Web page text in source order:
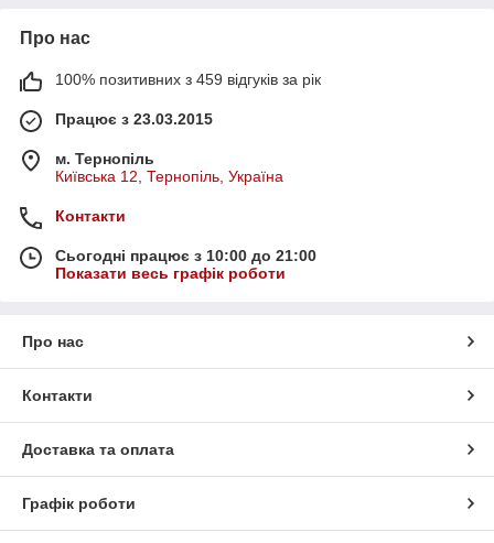
Про нас
100% позитивних з 459 відгуків за рік
Працює з 23.03.2015
м. Тернопіль
Київська 12, Тернопіль, Україна
Контакти
Сьогодні працює з 10:00 до 21:00
Показати весь графік роботи
Про нас
Контакти
Доставка та оплата
Графік роботи